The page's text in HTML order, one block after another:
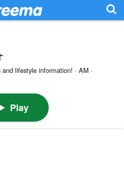
lifestyle information! · AM ·
Play